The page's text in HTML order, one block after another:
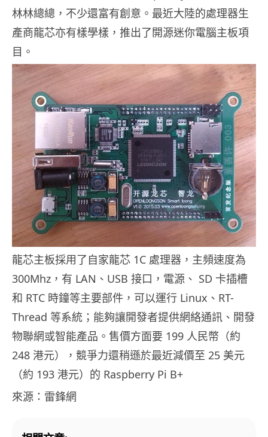
林林總總，不少還富有創意。最近大陸的處理器生
產商龍芯亦有樣學樣，推出了開源迷你電腦主板項
目。
龍芯主板採用了自家龍芯 1C 處理器，主頻速度為
300Mhz，有 LAN、USB 接口，電源、 SD 卡插槽
和 RTC 時鐘等主要部件，可以運行 Linux、RT-
Thread 等系統；能夠讓開發者提供網絡通訊、開發
物聯網或智能產品。售價方面要 199 人民幣（約
248 港元），競爭力還稍遜於最近減價至 25 美元
（約 193 港元）的 Raspberry Pi B+
來源：雷鋒網